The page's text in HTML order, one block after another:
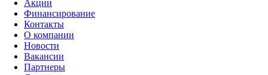
Акции
Финансирование
Контакты
О компании
Новости
Вакансии
Партнеры